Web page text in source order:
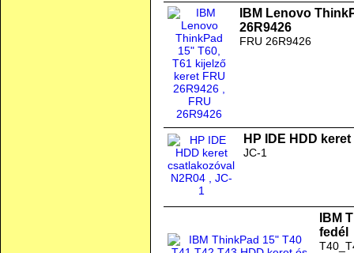
IBM Lenovo
26R9426
FRU 26R9426
HP IDE HDD
JC-1
IBM
fedél